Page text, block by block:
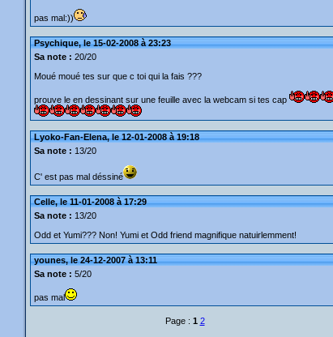
pas mal:))
Psychique, le 15-02-2008 à 23:23
Sa note : 20/20
Moué moué tes sur que c toi qui la fais ???
prouve le en dessinant sur une feuille avec la webcam si tes cap
Lyoko-Fan-Elena, le 12-01-2008 à 19:18
Sa note : 13/20
C' est pas mal déssiné
Celle, le 11-01-2008 à 17:29
Sa note : 13/20
Odd et Yumi??? Non! Yumi et Odd friend magnifique natuirlemment!
younes, le 24-12-2007 à 13:11
Sa note : 5/20
pas mal
Page : 1 2